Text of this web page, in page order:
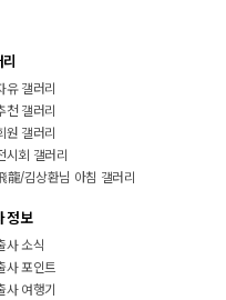
유 갤러리
천 갤러리
원 갤러리
시회 갤러리
龍/김상환님 아침 갤러리
정보
사 소식
사 포인트
사 여행기